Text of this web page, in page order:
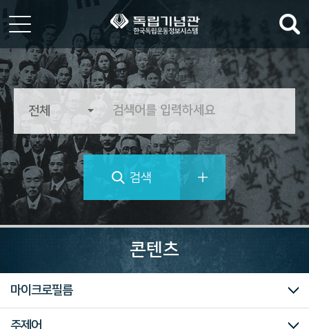
한
독
립
동
정
보
시
역
검색
콘텐츠
대한민국임시정부
독립운동가 자료
마이크로필름
미주흥사단
신문자료
의병자료
재한선교사보고문건
일제강점기 피해자 명부
대한인국민회
주제어